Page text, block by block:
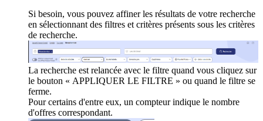
Si besoin, vous pouvez affiner les résultats de votre recherche
en sélectionnant des filtres et critères présents sous les critères
de recherche.
La recherche est relancée avec le filtre quand vous cliquez sur
le bouton « APPLIQUER LE FILTRE » ou quand le filtre se
ferme.
Pour certains d'entre eux, un compteur indique le nombre
d'offres correspondant.